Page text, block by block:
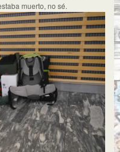
muerto, no sé.